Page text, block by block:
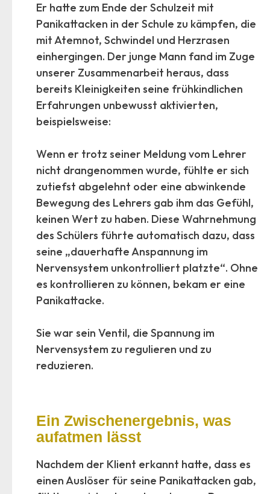
Er hatte zum Ende der Schulzeit mit
Panikattacken in der Schule zu kämpfen, die
mit Atemnot, Schwindel und Herzrasen
einhergingen. Der junge Mann fand im Zuge
unserer Zusammenarbeit heraus, dass
bereits Kleinigkeiten seine frühkindlichen
Erfahrungen unbewusst aktivierten,
beispielsweise:
Wenn er trotz seiner Meldung vom Lehrer
nicht drangenommen wurde, fühlte er sich
zutiefst abgelehnt oder eine abwinkende
Bewegung des Lehrers gab ihm das Gefühl,
keinen Wert zu haben. Diese Wahrnehmung
des Schülers führte automatisch dazu, dass
seine „dauerhafte Anspannung im
Nervensystem unkontrolliert platzte“. Ohne
es kontrollieren zu können, bekam er eine
Panikattacke.
Sie war sein Ventil, die Spannung im
Nervensystem zu regulieren und zu
reduzieren.
Ein Zwischenergebnis, was
aufatmen lässt
Nachdem der Klient erkannt hatte, dass es
einen Auslöser für seine Panikattacken gab,